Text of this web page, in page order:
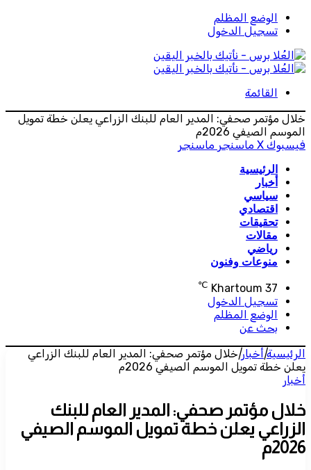
الوضع المظلم
تسجيل الدخول
القائمة
خلال مؤتمر صحفي: المدير العام للبنك الزراعي يعلن خطة تمويل
الموسم الصيفي 2026م
فيسبوك ‫X ماسنجر ماسنجر
الرئيسية
أخبار
سياسي
اقتصادي
تحقيقات
مقالات
رياضي
منوعات وفنون
Khartoum 37
℃
تسجيل الدخول
الوضع المظلم
بحث عن
الرئيسية|أخبار|خلال مؤتمر صحفي: المدير العام للبنك الزراعي
يعلن خطة تمويل الموسم الصيفي 2026م
أخبار
خلال مؤتمر صحفي: المدير العام للبنك
الزراعي يعلن خطة تمويل الموسم الصيفي
2026م